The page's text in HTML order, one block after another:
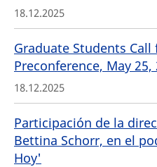
18.12.2025
Graduate Students Call
Preconference, May 25,
18.12.2025
Participación de la
Bettina Schorr, en el
Hoy'